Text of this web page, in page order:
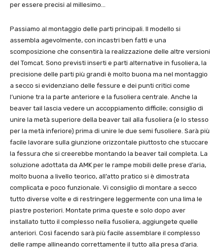
per essere precisi al millesimo…
Passiamo al montaggio delle parti principali. Il modello si
assembla agevolmente, con incastri ben fatti e una
scomposizione che consentirà la realizzazione delle altre versioni
del Tomcat. Sono previsti inserti e parti alternative in fusoliera, la
precisione delle parti più grandi è molto buona ma nel montaggio
a secco si evidenziano delle fessure e dei punti critici come
l’unione tra la parte anteriore e la fusoliera centrale. Anche la
beaver tail lascia vedere un accoppiamento difficile; consiglio di
unire la metà superiore della beaver tail alla fusoliera (e lo stesso
per la metà inferiore) prima di unire le due semi fusoliere. Sarà più
facile lavorare sulla giunzione orizzontale piuttosto che stuccare
la fessura che si creerebbe montando la beaver tail completa. La
soluzione adottata da AMK per le rampe mobili delle prese d’aria,
molto buona a livello teorico, all’atto pratico si è dimostrata
complicata e poco funzionale. Vi consiglio di montare a secco
tutto diverse volte e di restringere leggermente con una lima le
piastre posteriori. Montate prima queste e solo dopo aver
installato tutto il complesso nella fusoliera, aggiungete quelle
anteriori. Così facendo sarà più facile assemblare il complesso
delle rampe allineando correttamente il tutto alla presa d’aria.